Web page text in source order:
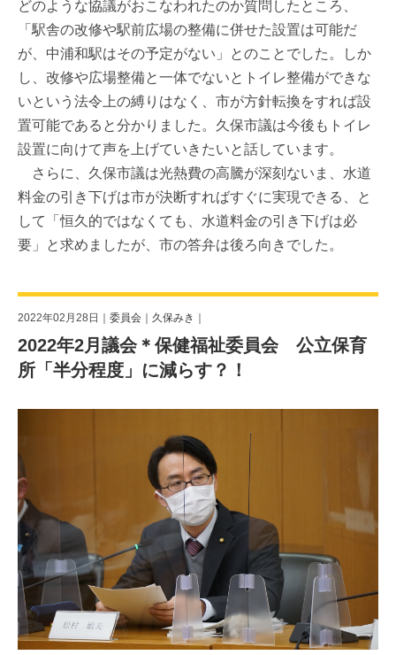
どのような協議がおこなわれたのか質問したところ、
「駅舎の改修や駅前広場の整備に併せた設置は可能だ
が、中浦和駅はその予定がない」とのことでした。しか
し、改修や広場整備と一体でないとトイレ整備ができな
いという法令上の縛りはなく、市が方針転換をすれば設
置可能であると分かりました。久保市議は今後もトイレ
設置に向けて声を上げていきたいと話しています。
さらに、久保市議は光熱費の高騰が深刻ないま、水道
料金の引き下げは市が決断すればすぐに実現できる、と
して「恒久的ではなくても、水道料金の引き下げは必
要」と求めましたが、市の答弁は後ろ向きでした。
2022年02月28日｜ 委員会 久保みき
2022年2月議会＊保健福祉委員会 公立保育
所「半分程度」に減らす？！